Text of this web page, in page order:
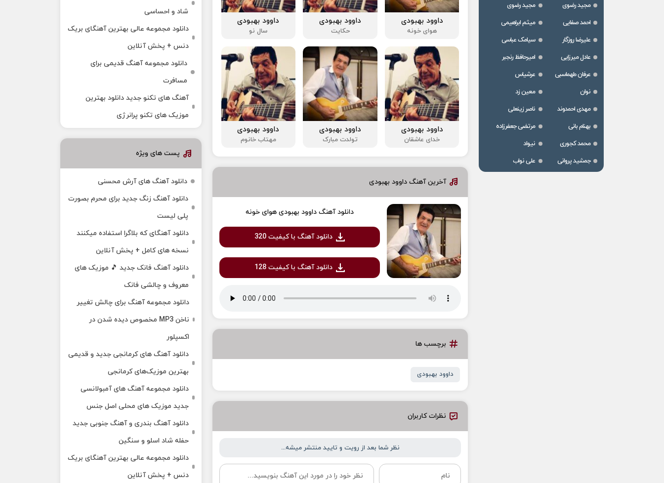
داوود بهبودی
هوای خونه
داوود بهبودی
حکایت
داوود بهبودی
سال نو
داوود بهبودی
خدای عاشقان
داوود بهبودی
تولدت مبارک
داوود بهبودی
مهتاب خانوم
آخرین آهنگ داوود بهبودی
دانلود آهنگ داوود بهبودی هوای خونه
دانلود آهنگ با کیفیت 320
دانلود آهنگ با کیفیت 128
برچسب ها
داوود بهبودی
نظرات کاربران
نظر شما بعد از رویت و تایید منتشر میشه...
مجید رضوی
مجید رضوی
احمد صفایی
میثم ابراهیمی
علیرضا روزگار
سیامک عباسی
عادل میرزایی
امیرحافظ رنجبر
عرفان طهماسبی
عرشیاس
نوان
معین زد
مهدی احمدوند
ناصر زینعلی
بهنام بانی
مرتضی جعفرزاده
محمد کجوری
نیواد
جمشید پروانی
علی نواب
شاد و احساسی
دانلود مجموعه عالی بهترین آهنگای بریک
دنس + پخش آنلاین
دانلود مجموعه آهنگ قدیمی برای
مسافرت
آهنگ های تکنو جدید دانلود بهترین
موزیک های تکنو پرانرژی
پست های ویژه
دانلود آهنگ های آرش محسنی
دانلود آهنگ زنگ جدید برای محرم بصورت
پلی لیست
دانلود آهنگای که بلاگرا استفاده میکنند
نسخه های کامل + پخش آنلاین
دانلود آهنگ فانک جدید 🎵 موزیک‌ های
معروف و چالشی فانک
دانلود مجموعه آهنگ برای چالش تغییر
ناخن MP3 مخصوص دیده شدن در
اکسپلور
دانلود آهنگ‌ های کرمانجی جدید و قدیمی
بهترین موزیک‌های کرمانجی
دانلود مجموعه آهنگ های آمبولانسی
جدید موزیک های محلی اصل جنس
دانلود آهنگ بندری و آهنگ جنوبی جدید
حفله شاد اسلو و سنگین
دانلود مجموعه عالی بهترین آهنگای بریک
دنس + پخش آنلاین